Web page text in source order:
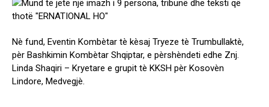
Nè fund, Eventin Kombètar tè kèsaj Tryeze tè Trumbullaktè,
pèr Bashkimin Kombètar Shqiptar, e pèrshèndeti edhe Znj.
Linda Shaqiri – Kryetare e grupit tè KKSH pèr Kosovèn
Lindore, Medvegjè.